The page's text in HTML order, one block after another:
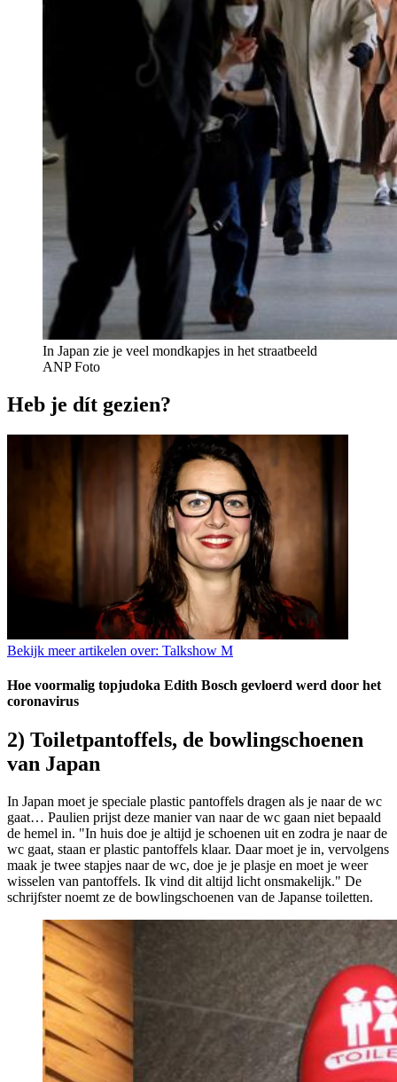
In Japan zie je veel mondkapjes in het straatbeeld
ANP Foto
Heb je dít gezien?
Bekijk meer artikelen over: Talkshow M
Hoe voormalig topjudoka Edith Bosch gevloerd werd door het
coronavirus
2) Toiletpantoffels, de bowlingschoenen
van Japan
In Japan moet je speciale plastic pantoffels dragen als je naar de wc
gaat… Paulien prijst deze manier van naar de wc gaan niet bepaald
de hemel in. "In huis doe je altijd je schoenen uit en zodra je naar de
wc gaat, staan er plastic pantoffels klaar. Daar moet je in, vervolgens
maak je twee stapjes naar de wc, doe je je plasje en moet je weer
wisselen van pantoffels. Ik vind dit altijd licht onsmakelijk." De
schrijfster noemt ze de bowlingschoenen van de Japanse toiletten.